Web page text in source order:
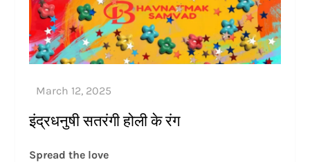
इंद्रधनुषी सतरंगी होली के रंग
Spread the love